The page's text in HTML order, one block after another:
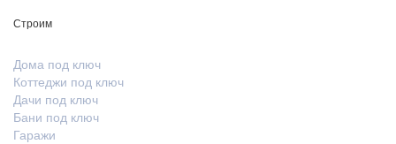
Строим
Дома под ключ
Коттеджи под ключ
Дачи под ключ
Бани под ключ
Гаражи